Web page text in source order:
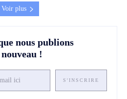
Voir plus
nous publions
!
S'INSCRIRE